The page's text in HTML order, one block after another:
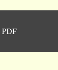
PDF